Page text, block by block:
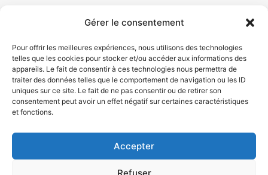
Gérer le consentement
Pour offrir les meilleures expériences, nous utilisons des technologies
telles que les cookies pour stocker et/ou accéder aux informations des
appareils. Le fait de consentir à ces technologies nous permettra de
traiter des données telles que le comportement de navigation ou les ID
uniques sur ce site. Le fait de ne pas consentir ou de retirer son
consentement peut avoir un effet négatif sur certaines caractéristiques
et fonctions.
Accepter
Refuser
© Gouvernement du Québec, 2026
Plan du site
Accessibilité
Accès à l'information
Déclaration de services